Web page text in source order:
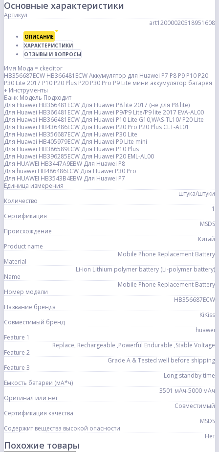
Основные характеристики
Артикул
art12000020518951608
ОПИСАНИЕ
ХАРАКТЕРИСТИКИ
ОТЗЫВЫ И ВОПРОСЫ
Имя Мода = ckeditor
HB356687ECW HB366481ECW Аккумулятор для Huawei P7 P8 P9 P10 P20
P30 Lite 2017 P10 P20 Plus P20 P30 Pro P9 Lite мини аккумулятор батарея
+ Инструменты
Банк Модель Подходит
Для Huawei HB366481ECW Для Huawei P8 lite 2017 (не для P8 lite)
Для Huawei HB366481ECW Для Huawei P9/P9 Lite/P9 lite 2017 EVA-AL00
Для Huawei HB366481ECW Для Huawei P10 Lite G10,WAS-TL10/ P20 Lite
Для Huawei HB436486ECW Для Huawei P20 Pro P20 Plus CLT-AL01
Для Huawei HB356687ECW Для Huawei P30 Lite
Для Huawei HB405979ECW Для Huawei P9 Lite mini
Для Huawei HB386589ECW Для Huawei P10 Plus
Для Huawei HB396285ECW Для Huawei P20 EML-AL00
Для HUAWEI HB3447A9EBW Для Huawei P8
Для huawei HB486486ECW Для Huawei P30 Pro
Для HUAWEI HB3543B4EBW Для Huawei P7
Единица измерения
штука/штуки
Количество
1
Сертификация
MSDS
Происхождение
Китай
Product name
Mobile Phone Replacement Battery
Material
Li-ion Lithium polymer battery (Li-polymer battery)
Name
Mobile Phone Replacement Battery
Номер модели
HB356687ECW
Название бренда
KiKiss
Совместимый бренд
huawei
Feature 1
Replace, Rechargeable ,Powerful Endurable ,Stable Voltage
Feature 2
Grade A & Tested well before shipping
Feature 3
Long standby time
Емкость батареи (мА*ч)
3501 мАч-5000 мАч
Оригинал или нет
Совместимый
Сертификация качества
MSDS
Содержит вещества высокой опасности
Нет
Похожие товары